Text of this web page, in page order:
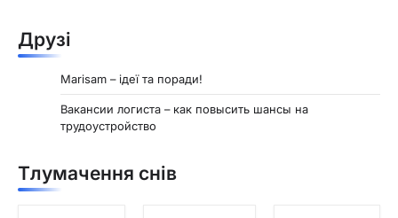
Друзі
Marisam – ідеї та поради!
Вакансии логиста – как повысить шансы на
трудоустройство
Тлумачення снів